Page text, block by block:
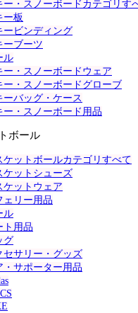
ー・スノーボードカテゴリす
ー板
ービンディング
ーブーツ
ル
ー・スノーボードウェア
ー・スノーボードグローブ
ーバッグ・ケース
ー・スノーボード用品
ボール
ケットボールカテゴリすべて
ケットシューズ
ケットウェア
ェリー用品
ル
ト用品
グ
セサリー・グッズ
・サポーター用品